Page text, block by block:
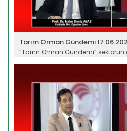
Tarım Orman Gündemi
“Tarım Orman Gündemi”
Devamını Oku ->